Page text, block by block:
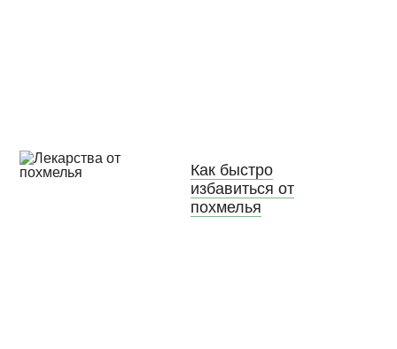
Как быстро
избавиться от
похмелья